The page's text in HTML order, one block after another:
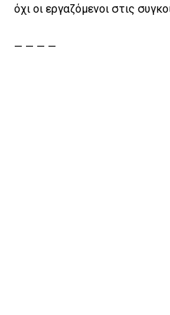
όχι οι εργαζόμενοι στις
— — — —